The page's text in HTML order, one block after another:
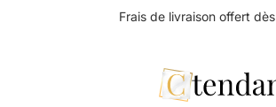
Frais de livraison offert dès